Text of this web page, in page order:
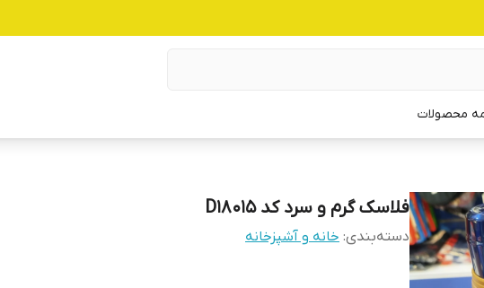
محصولات
فلاسک گرم و سرد کد D18015
دسته‌بندی: خانه و آشپزخانه